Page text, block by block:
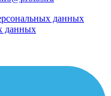
данных
данных